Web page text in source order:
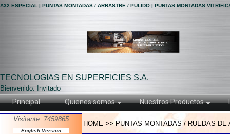
A32 ESPECIAL | PUNTAS MONTADAS / ARRASTRE / PULIDO | PUNTAS MONTADAS
TECNOLOGIAS EN SUPERFICIES S.A.
Bienvenido: Invitado
Principal Quienes somos Nuestros Productos
Visitante: 7459865
English Version
HOME >> PUNTAS MONTADAS / RUEDAS